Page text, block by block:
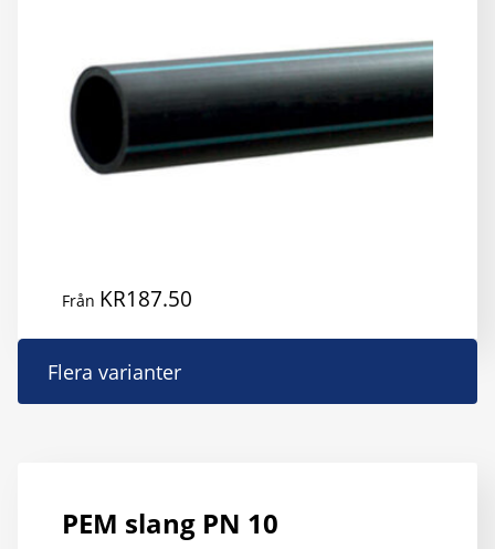
Från 187.50
KR
Flera varianter
PEM slang PN 10